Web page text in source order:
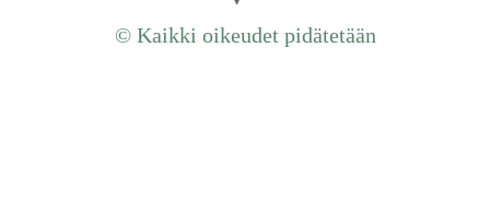
© Kaikki oikeudet pidätetään